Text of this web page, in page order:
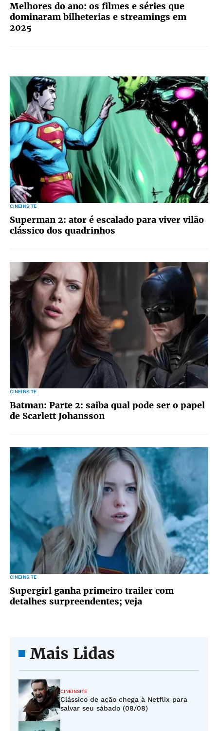
Melhores do ano: os filmes e séries que
dominaram bilheterias e streamings em
2025
CINEINSITE
Superman 2: ator é escalado para viver vilão
clássico dos quadrinhos
CINEINSITE
Batman: Parte 2: saiba qual pode ser o papel
de Scarlett Johansson
CINEINSITE
Supergirl ganha primeiro trailer com
detalhes surpreendentes; veja
Mais Lidas
CINEINSITE
Clássico de ação chega à Netflix para
salvar seu sábado (08/08)